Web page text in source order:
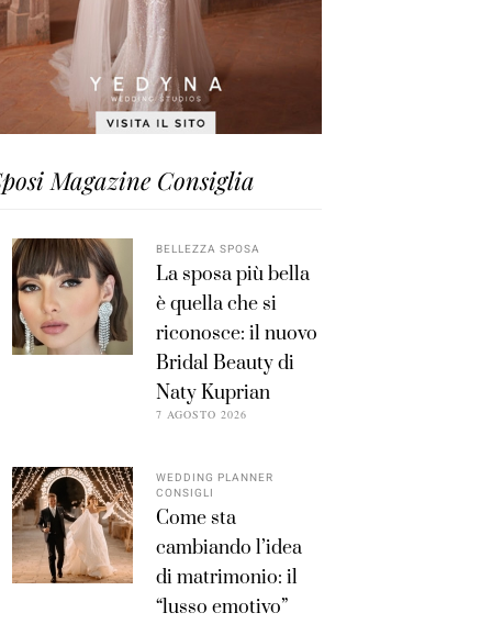
Magazine Consiglia
BELLEZZA SPOSA
La sposa più bella
è quella che si
riconosce: il nuovo
Bridal Beauty di
Naty Kuprian
7 AGOSTO 2026
WEDDING PLANNER
CONSIGLI
Come sta
cambiando l’idea
di matrimonio: il
“lusso emotivo”